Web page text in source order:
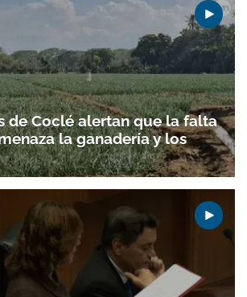
de Coclé alertan que la falta
la ganadería y los